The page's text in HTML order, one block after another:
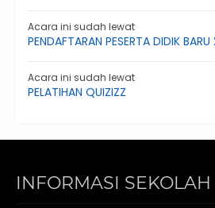
Acara ini sudah lewat
PENDAFTARAN PESERTA DIDIK
Acara ini sudah lewat
PELATIHAN QUIZIZZ
INFORMASI SEKOLAH